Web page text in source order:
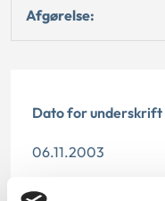
Afgørelse:
Dato for underskrift
06.11.2003
Offentliggørelsesdato